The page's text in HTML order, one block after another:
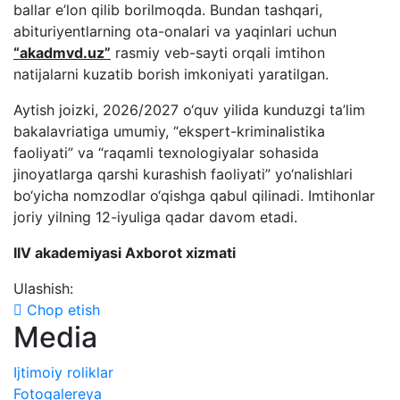
ballar e’lon qilib borilmoqda. Bundan tashqari,
abituriyentlarning ota-onalari va yaqinlari uchun
“akadmvd.uz” rasmiy veb-sayti orqali imtihon
natijalarni kuzatib borish imkoniyati yaratilgan.
Aytish joizki, 2026/2027 o‘quv yilida kunduzgi ta’lim
bakalavriatiga umumiy, “ekspert-kriminalistika
faoliyati” va “raqamli texnologiyalar sohasida
jinoyatlarga qarshi kurashish faoliyati” yo‘nalishlari
bo‘yicha nomzodlar o‘qishga qabul qilinadi. Imtihonlar
joriy yilning 12-iyuliga qadar davom etadi.
IIV akademiyasi Axborot xizmati
Ulashish:
Chop etish
Media
Ijtimoiy roliklar
Fotogalereya